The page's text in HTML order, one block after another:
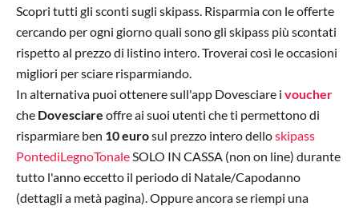
Scopri tutti gli sconti sugli skipass. Risparmia con le offerte
cercando per ogni giorno quali sono gli skipass più scontati
rispetto al prezzo di listino intero. Troverai così le occasioni
migliori per sciare risparmiando.
In alternativa puoi ottenere sull'app Dovesciare i voucher
che Dovesciare offre ai suoi utenti che ti permettono di
risparmiare ben 10 eurosul prezzo intero delloskipass
PontediLegnoTonaleSOLO IN CASSA (non on line) durante
tutto l'anno eccetto il periodo di Natale/Capodanno
(dettagli a metà pagina). Oppure ancora se riempi una